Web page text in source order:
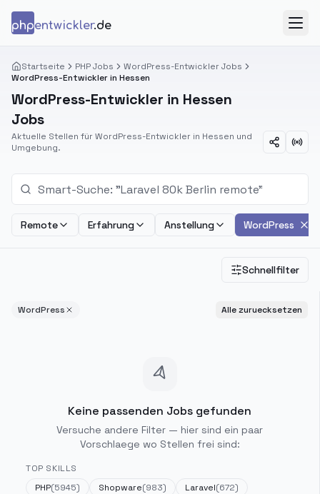
phpentwickler.de
Startseite PHP Jobs
WordPress-Entwickler Jobs
WordPress-Entwickler in Hessen
WordPress-Entwickler in Hessen
Jobs
Aktuelle Stellen für WordPress-Entwickler in Hessen und
Umgebung.
Remote Erfahrung Anstellung WordPress
Schnellfilter
WordPress Alle zuruecksetzen
Keine passenden Jobs gefunden
Versuche andere Filter — hier sind ein paar
Vorschlaege wo Stellen frei sind:
TOP SKILLS
PHP(5945) Shopware(983) Laravel(672)